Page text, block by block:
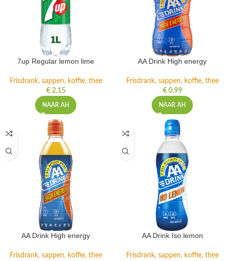
7up Regular lemon lime
Frisdrank, sappen, koffie, thee
€2,15
NAAR AH
AA Drink High energy
Frisdrank, sappen, koffie, thee
€0,99
NAAR AH
AA Drink High energy
Frisdrank, sappen, koffie, thee
AA Drink Iso lemon
Frisdrank, sappen, koffie, thee